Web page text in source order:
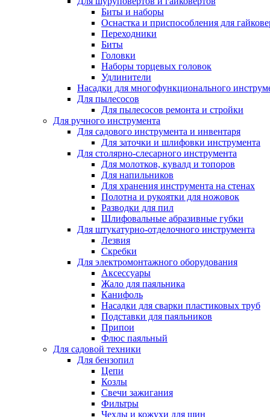
Биты и наборы
Оснастка и приспособления для
Переходники
Биты
Головки
Наборы торцевых головок
Удлинители
Насадки для многофункционального
Для пылесосов
Для пылесосов ремонта и стройки
Для ручного инструмента
Для садового инструмента и инвентаря
Для заточки и шлифовки инструмента
Для столярно-слесарного инструмента
Для молотков, кувалд и топоров
Для напильников
Для хранения инструмента на стенах
Полотна и рукоятки для ножовок
Разводки для пил
Шлифовальные абразивные губки
Для штукатурно-отделочного инструмента
Лезвия
Скребки
Для электромонтажного оборудования
Аксессуары
Жало для паяльника
Канифоль
Насадки для сварки пластиковых труб
Подставки для паяльников
Припои
Флюс паяльный
Для садовой техники
Для бензопил
Цепи
Козлы
Свечи зажигания
Фильтры
Чехлы и кожухи для шин